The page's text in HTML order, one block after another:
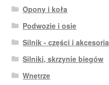
Opony i koła
Podwozie i osie
Silnik - części i akcesoria
Silniki, skrzynie biegów
Wnętrze